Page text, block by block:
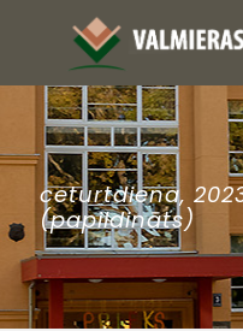
ceturtdiena,
(papildināts)